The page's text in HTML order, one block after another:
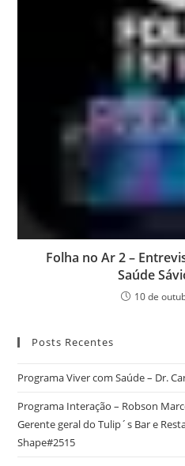
Folha no Ar 2 –
Saúde
10 de
Posts Recentes
Programa Viver com Saúde – Dr.
Programa Interação – Robson
Gerente geral do Tulip´s Bar e
Shape#2515